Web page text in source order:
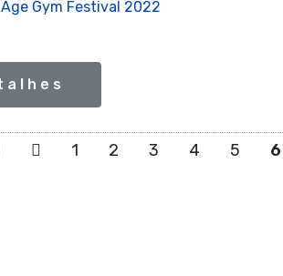
1 2 3 4 5 6